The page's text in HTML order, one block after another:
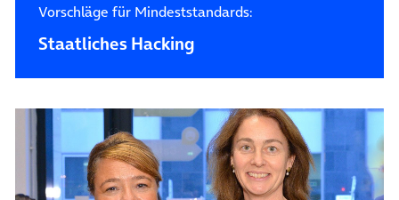
Vorschläge für Mindeststandards:
Staatliches Hacking